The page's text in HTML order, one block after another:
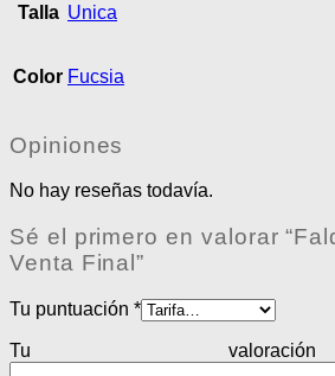
Talla Unica
Color Fucsia
Opiniones
No hay reseñas todavía.
Sé el primero en valorar
Venta Final”
Tu puntuación *
Tu